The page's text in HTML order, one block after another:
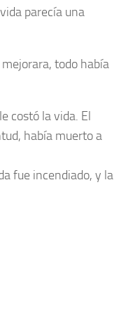
parecía una
todo había
costó la vida. El
había muerto a
fue incendiado, y la